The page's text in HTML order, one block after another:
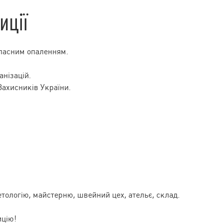
опаленням.
України.
майстерню, швейний цех, ательє, склад.